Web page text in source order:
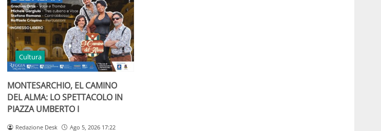
Cultura
MONTESARCHIO, EL CAMINO
DEL ALMA: LO SPETTACOLO IN
PIAZZA UMBERTO I
Redazione Desk Ago 5, 2026 17:22